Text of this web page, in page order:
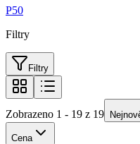
P50
Filtry
Filtry
Zobrazeno 1 - 19 z 19
Cena